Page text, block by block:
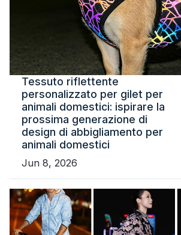
Tessuto riflettente
personalizzato per gilet per
animali domestici: ispirare la
prossima generazione di
design di abbigliamento per
animali domestici
Jun 8, 2026